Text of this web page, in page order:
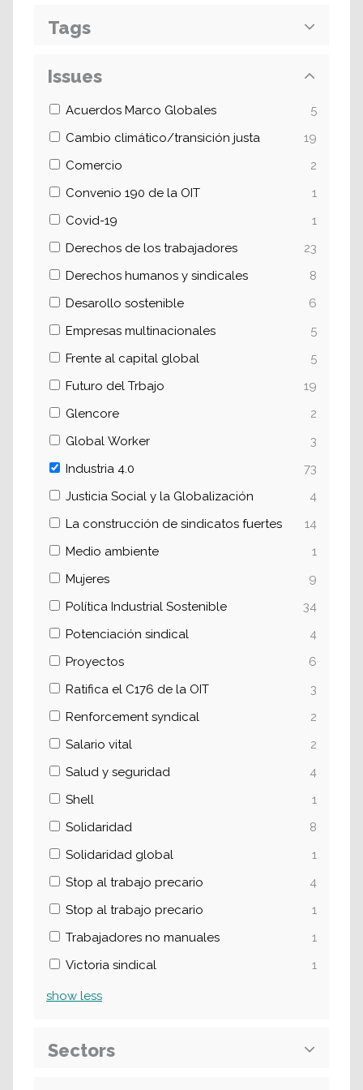
Tags
Issues
Acuerdos Marco Globales
5
Cambio climático/transición justa
19
Comercio
2
Convenio 190 de la OIT
1
Covid-19
1
Derechos de los trabajadores
23
Derechos humanos y sindicales
8
Desarollo sostenible
6
Empresas multinacionales
5
Frente al capital global
5
Futuro del Trbajo
19
Glencore
2
Global Worker
3
Industria 4.0
73
Justicia Social y la Globalización
4
La construcción de sindicatos fuertes
14
Medio ambiente
1
Mujeres
9
Política Industrial Sostenible
34
Potenciación sindical
4
Proyectos
6
Ratifica el C176 de la OIT
3
Renforcement syndical
2
Salario vital
2
Salud y seguridad
4
Shell
1
Solidaridad
8
Solidaridad global
1
Stop al trabajo precario
4
Stop al trabajo precario
1
Trabajadores no manuales
1
Victoria sindical
1
show less
Sectors